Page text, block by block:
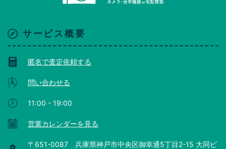
サービス概要
匿名で査定依頼する
問い合わせる
11:00 - 19:00
営業カレンダーを見る
〒651-0087 兵庫県神戸市中央区御幸通5丁目2-15 大同ビ